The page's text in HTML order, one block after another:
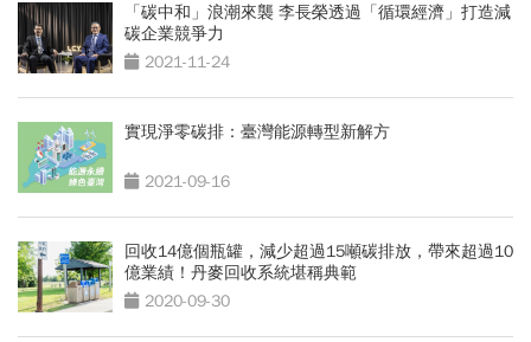
「碳中和」浪潮來襲 李長榮透過「循環經濟」打造減
碳企業競爭力
2021-11-24
實現淨零碳排：臺灣能源轉型新解方
2021-09-16
回收14億個瓶罐，減少超過15噸碳排放，帶來超過10
億業績！丹麥回收系統堪稱典範
2020-09-30